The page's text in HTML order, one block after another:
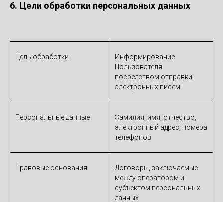
6. Цели обработки персональных данных
Цель обработки
Информирование
Пользователя
посредством отправки
электронных писем
Персональные данные
Фамилия, имя, отчество,
электронный адрес, номера
телефонов
Правовые основания
Договоры, заключаемые
между оператором и
субъектом персональных
данных